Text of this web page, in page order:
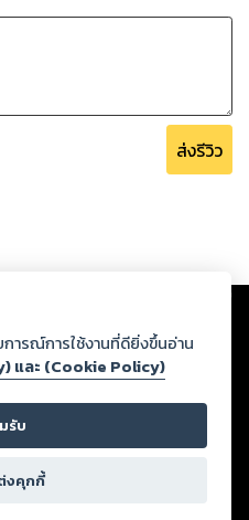
ส่งรีวิว
ซต์และปรากฏว่าละเมิดสิทธิใน
กฎหมายและศีลธรรม ดังนั้น ผู้อ่าน
งด้วยตนเอง และหากท่านพบว่าส่วน
าแจ้งมายังบริษัท เพื่อทีมงานจะได้
สงวนลิขสิทธิ์ตามพระราชบัญญัติ
การณ์การใช้งานที่ดียิ่งขึ้นอ่าน
และ (Cookie Policy)
รับ
งคุกกี้